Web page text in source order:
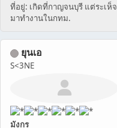
ที่อยู่: เกิดที่กาญจนบุรี แต่ระเห็จ
มาทำงานในกทม.
ยุนเอ
S<3NE
มังกร